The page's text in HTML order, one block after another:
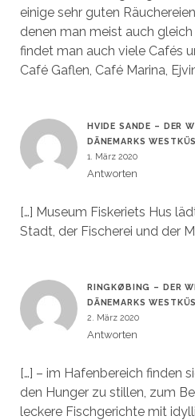
einige sehr guten
denen man meist auch
findet man auch viele Cafés
Café Gaflen, Café Marina,
HVIDE SANDE – DER
DÄNEMARKS
1. März 2020
Antworten
[…] Museum Fiskeriets Hus
Stadt, der Fischerei und der
RINGKØBING – DER
DÄNEMARKS
2. März 2020
Antworten
[…] – im Hafenbereich finden
den Hunger zu stillen, zum
leckere Fischgerichte mit